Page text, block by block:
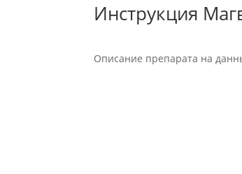
Инструкция
Описание препарата на